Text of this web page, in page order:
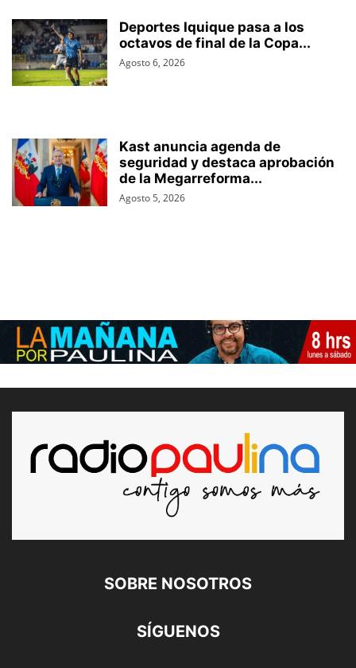
Deportes Iquique pasa a los
octavos de final de la Copa...
Agosto 6, 2026
Kast anuncia agenda de
seguridad y destaca aprobación
de la Megarreforma...
Agosto 5, 2026
SOBRE NOSOTROS
SÍGUENOS